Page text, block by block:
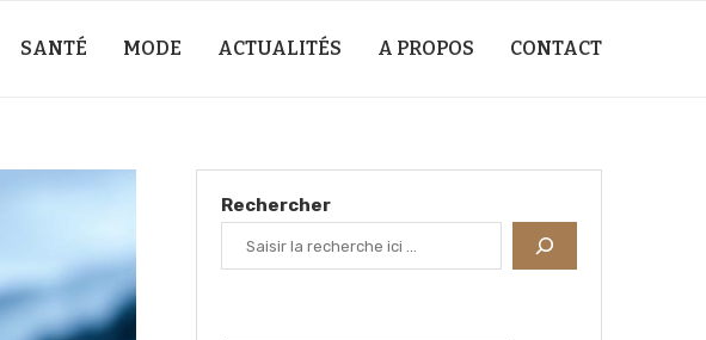
SANTÉ MODE ACTUALITÉS A PROPOS CONTACT
Rechercher